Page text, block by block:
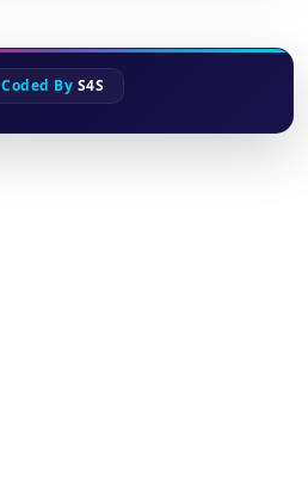
Coded By S4S